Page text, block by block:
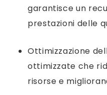
garantisce un
prestazioni delle
Ottimizzazione
ottimizzate che
risorse e